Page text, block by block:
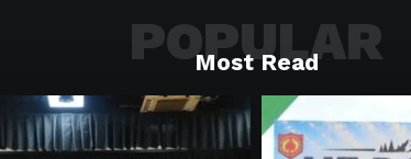
Most Read
POPULAR